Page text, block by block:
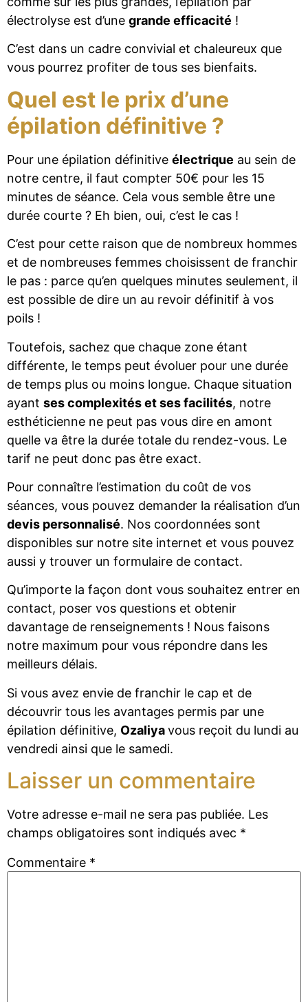
électrolyse est d’une grande efficacité !
C’est dans un cadre convivial et chaleureux que
vous pourrez profiter de tous ses bienfaits.
Quel est le prix d’une
épilation définitive ?
Pour une épilation définitive électrique au sein de
notre centre, il faut compter 50€ pour les 15
minutes de séance. Cela vous semble être une
durée courte ? Eh bien, oui, c’est le cas !
C’est pour cette raison que de nombreux hommes
et de nombreuses femmes choisissent de franchir
le pas : parce qu’en quelques minutes seulement, il
est possible de dire un au revoir définitif à vos
poils !
Toutefois, sachez que chaque zone étant
différente, le temps peut évoluer pour une durée
de temps plus ou moins longue. Chaque situation
ayant ses complexités et ses facilités, notre
esthéticienne ne peut pas vous dire en amont
quelle va être la durée totale du rendez-vous. Le
tarif ne peut donc pas être exact.
Pour connaître l’estimation du coût de vos
séances, vous pouvez demander la réalisation d’un
devis personnalisé. Nos coordonnées sont
disponibles sur notre site internet et vous pouvez
aussi y trouver un formulaire de contact.
Qu’importe la façon dont vous souhaitez entrer en
contact, poser vos questions et obtenir
davantage de renseignements ! Nous faisons
notre maximum pour vous répondre dans les
meilleurs délais.
Si vous avez envie de franchir le cap et de
découvrir tous les avantages permis par une
épilation définitive, Ozaliyavous reçoit du lundi au
vendredi ainsi que le samedi.
Laisser un commentaire
Votre adresse e-mail ne sera pas publiée. Les
champs obligatoires sont indiqués avec *
Commentaire *